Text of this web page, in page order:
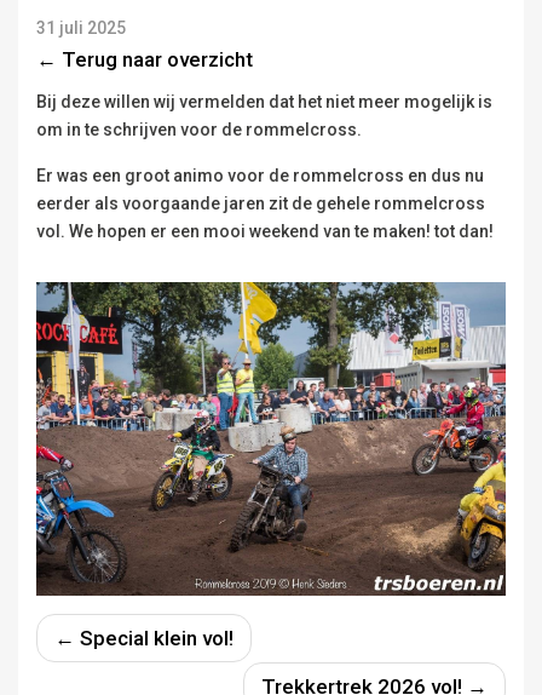
31 juli 2025
← Terug naar overzicht
Bij deze willen wij vermelden dat het niet meer mogelijk is
om in te schrijven voor de rommelcross.
Er was een groot animo voor de rommelcross en dus nu
eerder als voorgaande jaren zit de gehele rommelcross
vol. We hopen er een mooi weekend van te maken! tot dan!
← Special klein vol!
Trekkertrek 2026 vol! →